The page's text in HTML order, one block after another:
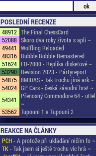
POSLEDNÍ RECENZE
48912 The Final ChessCard
52088 Skoro dva roky života s apli ~
49441
Wolfling Reloaded
48316 Bubble Bobble Remastered
51624 FD-2000 - Replika disketové ~
53290 Revision 2023 - Pártyreport
54875 8MIDAS - Tak trochu jiná ark ~
54024 GP Cars - česká závodní hra! ~
54341
Přenosný Commodore 64 - uHel
~
53562 Tupouni 1 a Tupouni 2
REAKCE NA ČLÁNKY
PCH- A protože při ukládání ničím fo ~
TK- Tak jsem si ještě trochu víc hrá ~